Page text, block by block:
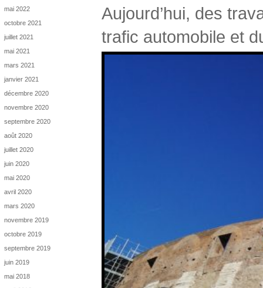
Aujourd’hui, des
trafic automobile et
mai 2022
octobre 2021
juillet 2021
mai 2021
mars 2021
janvier 2021
décembre 2020
novembre 2020
septembre 2020
août 2020
juillet 2020
juin 2020
mai 2020
avril 2020
mars 2020
novembre 2019
octobre 2019
septembre 2019
juin 2019
mai 2018